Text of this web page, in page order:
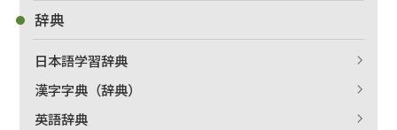
辞典
日本語学習辞典
漢字字典（辞典）
英語辞典